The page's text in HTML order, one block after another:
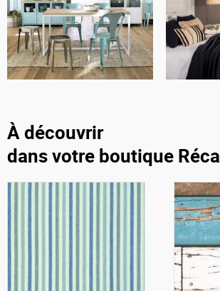
À découvrir
dans votre boutique Réca